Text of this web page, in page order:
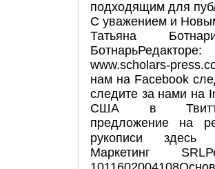
подходящим для
С уважением и
Татьяна
нам на
следите за
США в
предложение на
рукописи здесь
Маркетинг